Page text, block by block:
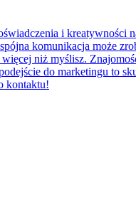
i kreatywności
komunikacja może
niż myślisz.
do marketingu to
kontaktu!